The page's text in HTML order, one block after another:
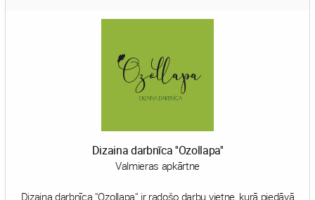
Dizaina darbnīca ''Ozollapa''
Valmieras apkārtne
Dizaina darbnīca ''Ozollapa'' ir radošo darbu vietne, kurā piedāvā